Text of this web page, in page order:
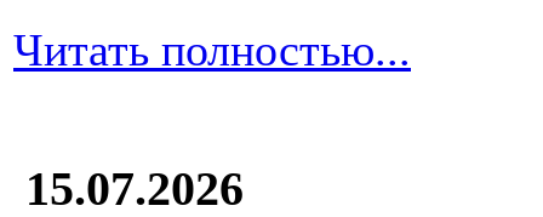
Читать полностью...
15.07.2026